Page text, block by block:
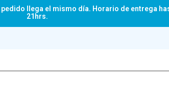
llega el mismo día. Horario de entrega
21hrs.